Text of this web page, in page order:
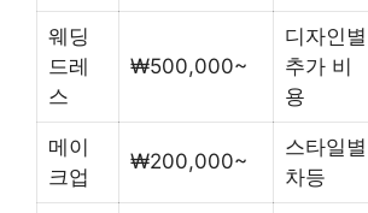
웨딩
드레
스
₩500,000~
디자인별
추가 비
용
메이
크업
₩200,000~
스타일별
차등